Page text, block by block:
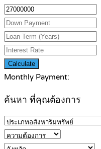
Calculate
Monthly Payment:
ค้นหา ที่คุณต้องการ